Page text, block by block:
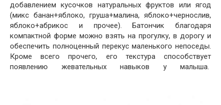
добавлением кусочков натуральных фруктов или ягод
(микс банан+яблоко, груша+малина, яблоко+чернослив,
яблоко+абрикос и прочее). Батончик благодаря
компактной форме можно взять на прогулку, в дорогу и
обеспечить полноценный перекус маленького непоседы.
Кроме всего прочего, его текстура способствует
появлению жевательных навыков у малыша.